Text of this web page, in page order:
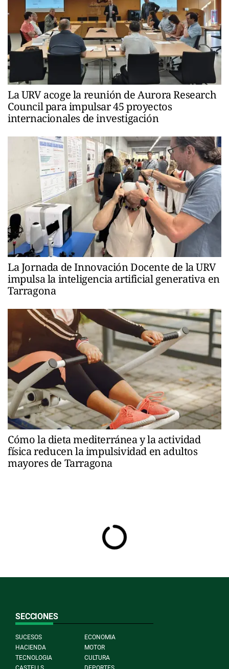
La URV acoge la reunión de Aurora Research
Council para impulsar 45 proyectos
internacionales de investigación
La Jornada de Innovación Docente de la URV
impulsa la inteligencia artificial generativa en
Tarragona
Cómo la dieta mediterránea y la actividad
física reducen la impulsividad en adultos
mayores de Tarragona
SECCIONES
SUCESOS
ECONOMIA
HACIENDA
MOTOR
TECNOLOGIA
CULTURA